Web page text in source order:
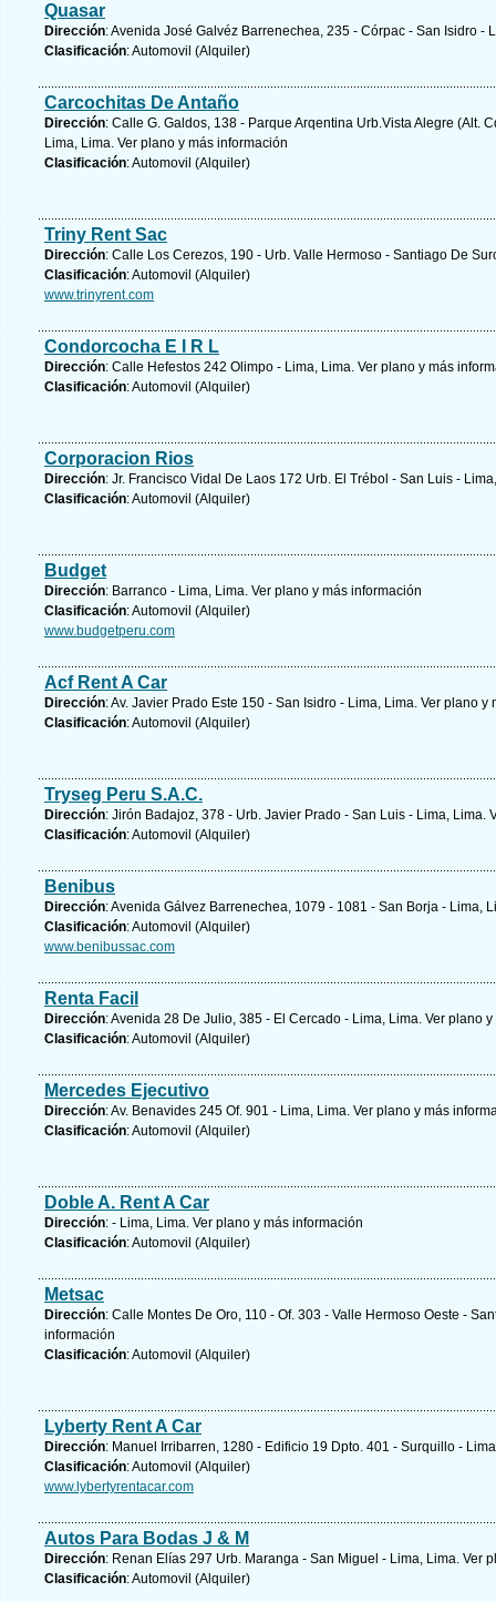
Quasar
Dirección: Avenida José Galvéz Barrenechea, 235 - Córpac - San Isidro -
Clasificación: Automovil (Alquiler)
Carcochitas De Antaño
Dirección: Calle G. Galdos, 138 - Parque Arqentina Urb.Vista Alegre (Alt.
Lima, Lima. Ver plano y más información
Clasificación: Automovil (Alquiler)
Triny Rent Sac
Dirección: Calle Los Cerezos, 190 - Urb. Valle Hermoso - Santiago De
Clasificación: Automovil (Alquiler)
www.trinyrent.com
Condorcocha E I R L
Dirección: Calle Hefestos 242 Olimpo - Lima, Lima. Ver plano y más
Clasificación: Automovil (Alquiler)
Corporacion Rios
Dirección: Jr. Francisco Vidal De Laos 172 Urb. El Trébol - San Luis -
Clasificación: Automovil (Alquiler)
Budget
Dirección: Barranco - Lima, Lima. Ver plano y más información
Clasificación: Automovil (Alquiler)
www.budgetperu.com
Acf Rent A Car
Dirección: Av. Javier Prado Este 150 - San Isidro - Lima, Lima. Ver plano y
Clasificación: Automovil (Alquiler)
Tryseg Peru S.A.C.
Dirección: Jirón Badajoz, 378 - Urb. Javier Prado - San Luis - Lima, Lima.
Clasificación: Automovil (Alquiler)
Benibus
Dirección: Avenida Gálvez Barrenechea, 1079 - 1081 - San Borja - Lima,
Clasificación: Automovil (Alquiler)
www.benibussac.com
Renta Facil
Dirección: Avenida 28 De Julio, 385 - El Cercado - Lima, Lima. Ver plano y
Clasificación: Automovil (Alquiler)
Mercedes Ejecutivo
Dirección: Av. Benavides 245 Of. 901 - Lima, Lima. Ver plano y más
Clasificación: Automovil (Alquiler)
Doble A. Rent A Car
Dirección: - Lima, Lima. Ver plano y más información
Clasificación: Automovil (Alquiler)
Metsac
Dirección: Calle Montes De Oro, 110 - Of. 303 - Valle Hermoso Oeste -
información
Clasificación: Automovil (Alquiler)
Lyberty Rent A Car
Dirección: Manuel Irribarren, 1280 - Edificio 19 Dpto. 401 - Surquillo -
Clasificación: Automovil (Alquiler)
www.lybertyrentacar.com
Autos Para Bodas J & M
Dirección: Renan Elías 297 Urb. Maranga - San Miguel - Lima, Lima. Ver
Clasificación: Automovil (Alquiler)